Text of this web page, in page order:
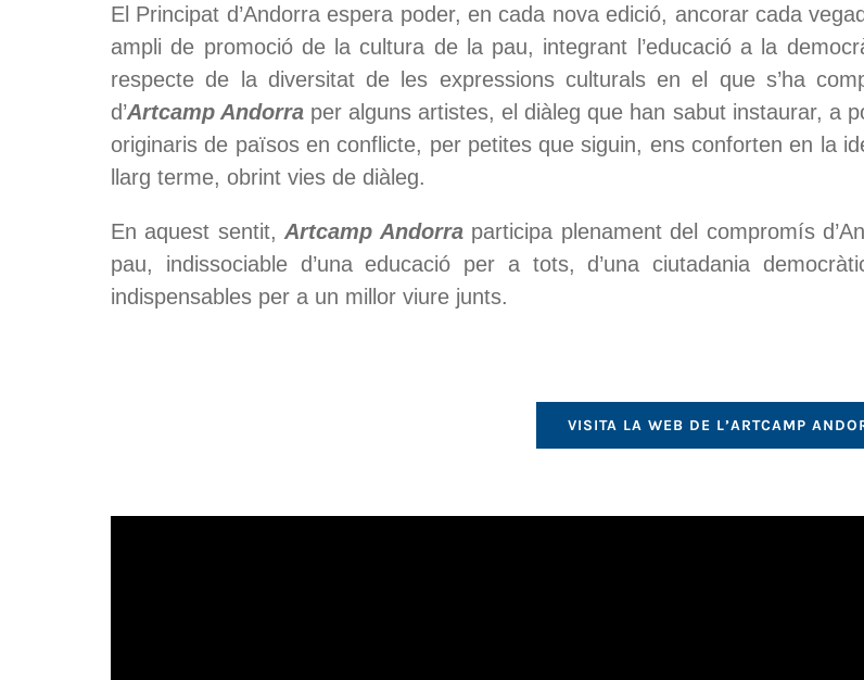
El Principat d’Andorra espera poder, en cada nova edició, ancorar cada
ampli de promoció de la cultura de la pau, integrant l’educació a la
respecte de la diversitat de les expressions culturals en el que s’ha
d’Artcamp Andorra per alguns artistes, el diàleg que han sabut instaurar, a
originaris de països en conflicte, per petites que siguin, ens conforten en la
llarg terme, obrint vies de diàleg.
En aquest sentit,Artcamp Andorraparticipa plenament del compromís
pau, indissociable d’una educació per a tots, d’una ciutadania
indispensables per a un millor viure junts.
VISITA LA WEB DE L’ARTCAMP